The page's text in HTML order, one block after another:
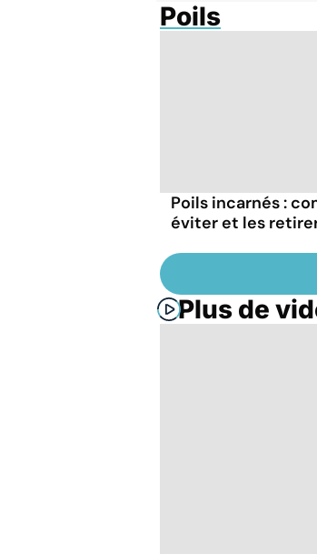
Poils
Poils incarnés :
éviter et les
Plus de